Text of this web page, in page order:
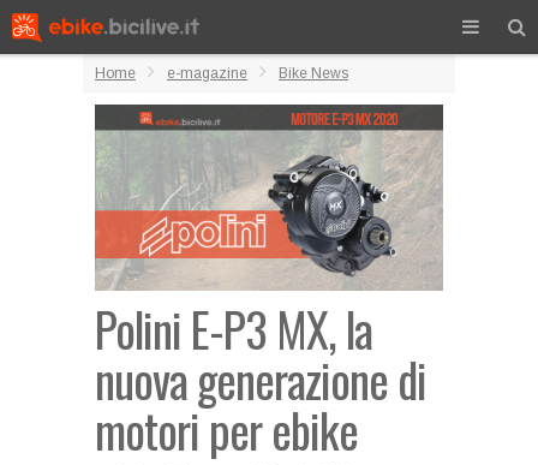
Home e-magazine Bike News
Polini E-P3 MX, la
nuova generazione di
motori per ebike